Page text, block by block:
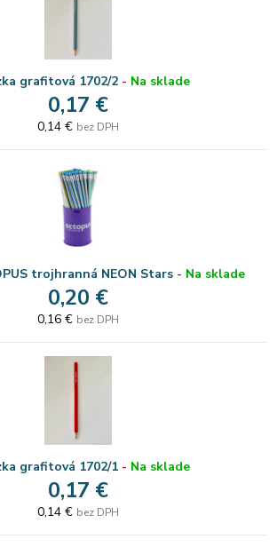
grafitová 1702/2- Na sklade
0,17 €
0,14 € bez DPH
trojhranná NEON Stars - Na sklade
0,20 €
0,16 € bez DPH
grafitová 1702/1- Na sklade
0,17 €
0,14 € bez DPH